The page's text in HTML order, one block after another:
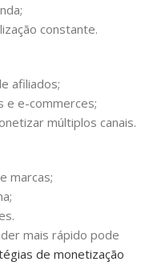
constante.
afiliados;
e e-commerces;
múltiplos canais.
marcas;
mais rápido pode
de monetização